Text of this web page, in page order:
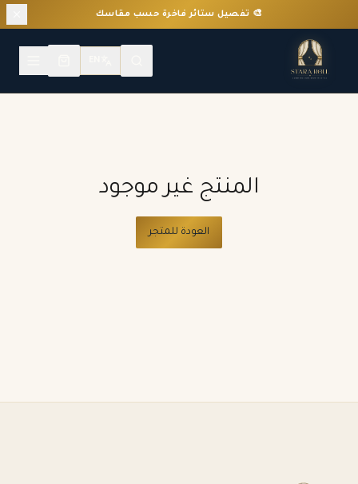
🎨 تفصيل ستائر فاخرة حسب مقاسك
المنتج غير موجود
العودة للمتجر